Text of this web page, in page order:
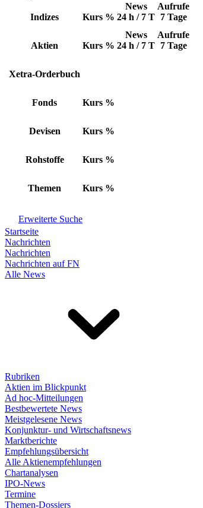
Indizes Kurs %
News
24 h / 7 T
Aufrufe
7 Tage
Aktien Kurs %
News
24 h / 7 T
Aufrufe
7 Tage
Xetra-Orderbuch
Fonds Kurs %
Devisen Kurs %
Rohstoffe Kurs %
Themen Kurs %
Erweiterte Suche
Startseite
Nachrichten
Nachrichten
Nachrichten auf FN
Alle News
Rubriken
Aktien im Blickpunkt
Ad hoc-Mitteilungen
Bestbewertete News
Meistgelesene News
Konjunktur- und Wirtschaftsnews
Marktberichte
Empfehlungsübersicht
Alle Aktienempfehlungen
Chartanalysen
IPO-News
Termine
Themen-Dossiers